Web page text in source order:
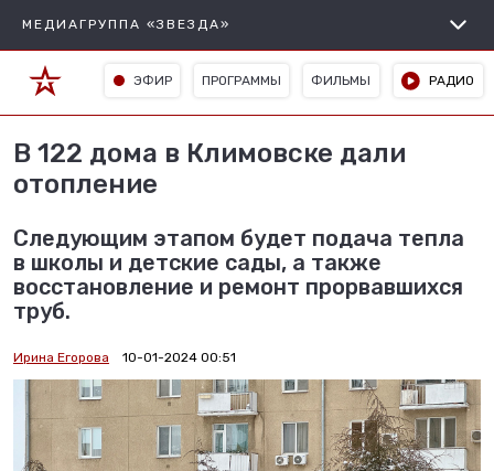
МЕДИАГРУППА «ЗВЕЗДА»
ЭФИР ПРОГРАММЫ ФИЛЬМЫ РАДИО
В 122 дома в Климовске дали
отопление
Следующим этапом будет подача тепла
в школы и детские сады, а также
восстановление и ремонт прорвавшихся
труб.
Ирина Егорова 10-01-2024 00:51